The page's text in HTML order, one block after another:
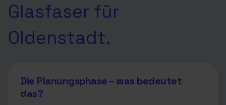
Glasfaser für
Oldenstadt.
Die Planungsphase – was bedeutet
das?